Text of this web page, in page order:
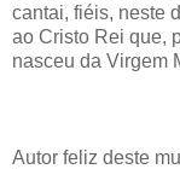
cantai, fiéis, neste
ao Cristo Rei que,
nasceu da Virgem
Autor feliz deste